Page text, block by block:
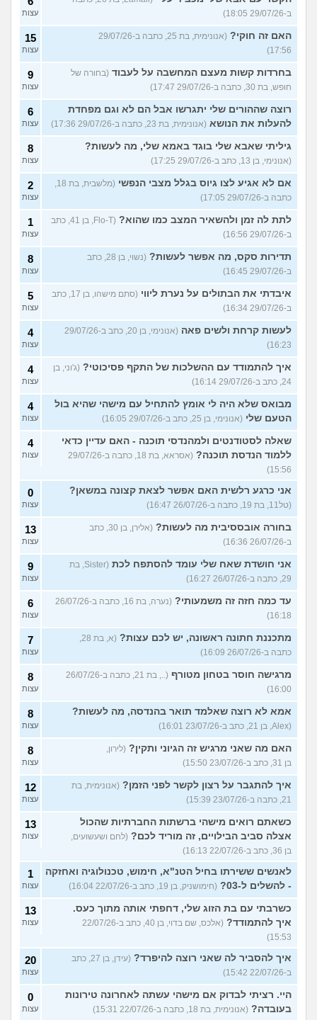
ב-29/07/26 18:05)
עצות
האם זה חוקי?
(אנונימית, בת 25, כתבה ב-29/07/26
17:56)
15
עצות
בחרדות קשות מעצם המחשבה על לעבוד (בחורה של
חופש, בת 30, כתבה ב-29/07/26 17:47)
9
עצות
רוצה שההורים שלי יתגרשו אבל הם לא וגם מפחדת
להעלות את הנושא (אנונימית, בת 23, כתבה ב-29/07/26 17:36)
6
עצות
גיליתי שאבא שלי בוגד באמא שלי, מה לעשות?
(אנונימי, בן 13, כתב ב-29/07/26 17:25)
8
עצות
אם לא אגיע לצו גיוס בגלל מצבי הנפשי
(מלשבית, בת 18,
כתבה ב-29/07/26 17:05)
2
עצות
לתת לה זמן ולהשאיר המצב כמו שהוא?
(Flo-T, בן 41, כתב
ב-29/07/26 16:56)
1
עצות
תדירות סקס, מה אפשר לעשות?
(נשוי, בן 28, כתב
ב-29/07/26 16:45)
8
עצות
איבדתי את הבתולים על נערת ליווי
(סתם מישהו, בן 17, כתב
ב-29/07/26 16:34)
5
עצות
לעשות קרחת ולשים פאה
(אנונימי, בן 20, כתב ב-29/07/26
16:23)
4
עצות
איך להתמודד עם ההשלכות של התקף פסיכוטי? (ג'וני, בן
24, כתב ב-29/07/26 16:14)
4
עצות
מבואס שלא היה לי אומץ להתחיל עם מישהי שהיא בול
הטעם שלי (אנונימי, בן 25, כתב ב-29/07/26 16:05)
4
עצות
שאלה לסטודנטים ולמהנדסי תוכנה - האם עדיין כדאי
ללמוד הנדסת תוכנה?
(אסראא, בת 18, כתבה ב-29/07/26
15:56)
4
עצות
אני כרגע רלשית האם אפשר לצאת קצונה במשאן?
(טל11, בת 19, כתבה ב-26/07/26 16:47)
0
עצות
בחורה אובססיבית מה לעשות?
(אלירן, בן 30, כתב
ב-26/07/26 16:36)
13
עצות
אני חושדת שאח שלי עומד להסתפח לכת
(Sister, בת
29, כתבה ב-26/07/26 16:27)
9
עצות
עד כמה חזה זה משמעותי?
(נערה, בת 16, כתבה ב-26/07/26
16:18)
6
עצות
מתכננת חתונה ראשונה, יש לכם עצות?
(א, בת 28,
כתבה ב-26/07/26 16:09)
7
עצות
מרגישה חוסר בטחון מטורף
(.., בת 21, כתבה ב-26/07/26
16:00)
8
עצות
אמא לא רוצה שאלמד תואר בהנדסה, מה לעשות?
(Alex, בן 21, כתב ב-23/07/26 16:01)
8
עצות
האם מה שאני מרגיש זה הגיוני ותקין? (לירון,
בן 31, כתב ב-23/07/26 15:50)
8
עצות
איך להתגבר על רצון לקשר לפני הזמן? (אנונימית, בת
21, כתבה ב-23/07/26 15:39)
12
עצות
כשאתם רואים מישהי ברשתות החברתיות שהכול
אצלה סביב הבילויים, זה מוריד לכם? (לחם ושעשועים,
בן 36, כתב ב-22/07/26 16:13)
13
עצות
לאנשים ששירתו בחיל הטנ"א, חימוש, טכנולוגיה ואחזקה
- להשלים ל-03?
(חימושניק, בן 19, כתב ב-22/07/26 16:04)
1
עצות
כשרבתי עם בת הזוג שלי, דחפתי אותה מתוך כעס.
איך להתמודד?
(אלכס, שם בדוי, בן 40, כתב ב-22/07/26
15:53)
13
עצות
איך להסביר לה שאני רוצה להיפרד?
(עידן, בן 27, כתב
ב-22/07/26 15:42)
20
עצות
היי. רציתי לבדוק אם מישהי עשתה לאחרונה טירונות
בעובדה? (אנונימית, בת 18, כתבה ב-22/07/26 15:31)
0
עצות